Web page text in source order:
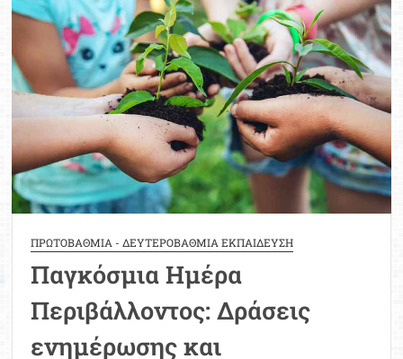
ευθύνεται
για
ένα
εκατομμύριο
θανάτους
κάθε
χρόνο
ΠΡΩΤΟΒΑΘΜΙΑ - ΔΕΥΤΕΡΟΒΑΘΜΙΑ ΕΚΠΑΙΔΕΥΣΗ
Παγκόσμια Ημέρα
Περιβάλλοντος: Δράσεις
ενημέρωσης και